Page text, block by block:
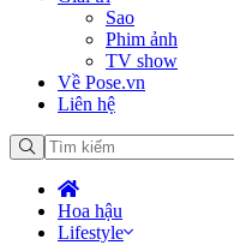
Sao
Phim ảnh
TV show
Về Pose.vn
Liên hệ
Hoa hậu
Lifestyle